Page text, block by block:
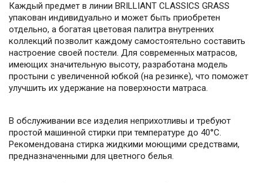
Каждый предмет в линии BRILLIANT CLASSICS GRASS
упакован индивидуально и может быть приобретен
отдельно, а богатая цветовая палитра внутренних
коллекций позволит каждому самостоятельно составить
настроение своей постели. Для современных матрасов,
имеющих значительную высоту, разработана модель
простыни с увеличенной юбкой (на резинке), что поможет
улучшить их удержание на поверхности матраса.
В обслуживании все изделия неприхотливы и требуют
простой машинной стирки при температуре до 40°С.
Рекомендована стирка жидкими моющими средствами,
предназначенными для цветного белья.